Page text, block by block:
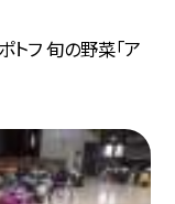
トフ 旬の野菜「ア